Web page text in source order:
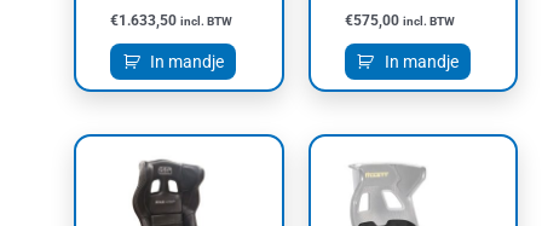
€1.633,50 incl. BTW
In mandje
€575,00 incl. BTW
In mandje